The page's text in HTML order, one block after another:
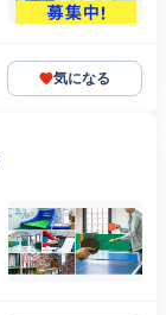
気になる